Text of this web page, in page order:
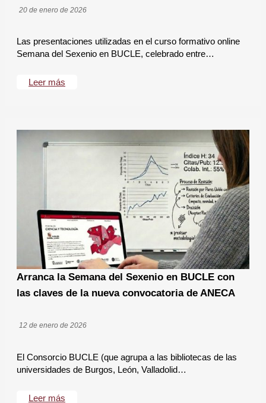
20 de enero de 2026
Las presentaciones utilizadas en el curso formativo online
Semana del Sexenio en BUCLE, celebrado entre…
Leer más
Arranca la Semana del Sexenio en BUCLE con
las claves de la nueva convocatoria de ANECA
12 de enero de 2026
El Consorcio BUCLE (que agrupa a las bibliotecas de las
universidades de Burgos, León, Valladolid…
Leer más